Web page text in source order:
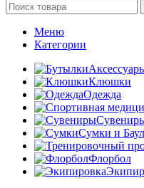
Меню
Категории
Клюшки
Одежда
Сумки и
Флорбол